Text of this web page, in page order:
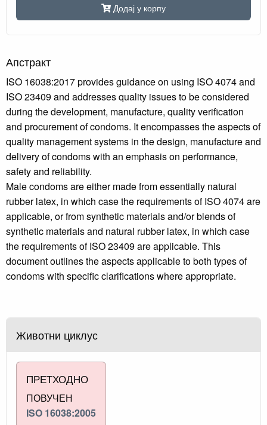
Додај у корпу
Апстракт
ISO 16038:2017 provides guidance on using ISO 4074 and
ISO 23409 and addresses quality issues to be considered
during the development, manufacture, quality verification
and procurement of condoms. It encompasses the aspects of
quality management systems in the design, manufacture and
delivery of condoms with an emphasis on performance,
safety and reliability.
Male condoms are either made from essentially natural
rubber latex, in which case the requirements of ISO 4074 are
applicable, or from synthetic materials and/or blends of
synthetic materials and natural rubber latex, in which case
the requirements of ISO 23409 are applicable. This
document outlines the aspects applicable to both types of
condoms with specific clarifications where appropriate.
Животни циклус
ПРЕТХОДНО
ПОВУЧЕН
ISO 16038:2005